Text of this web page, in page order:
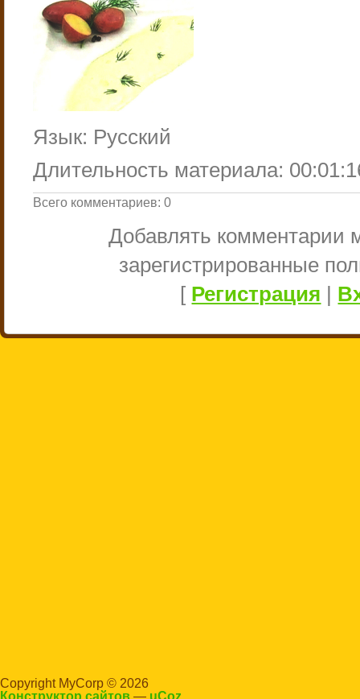
Язык: Русский
Длительность материала:
Всего комментариев: 0
Добавлять комментарии
зарегистрированные
[ Регистрация |
Copyright MyCorp © 2026
Конструктор сайтов — uCoz